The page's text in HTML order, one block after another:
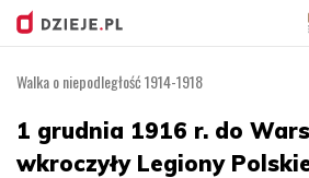
treści
Walka o niepodległość 1914-1918
1 grudnia 1916 r. do
wkroczyły Legiony